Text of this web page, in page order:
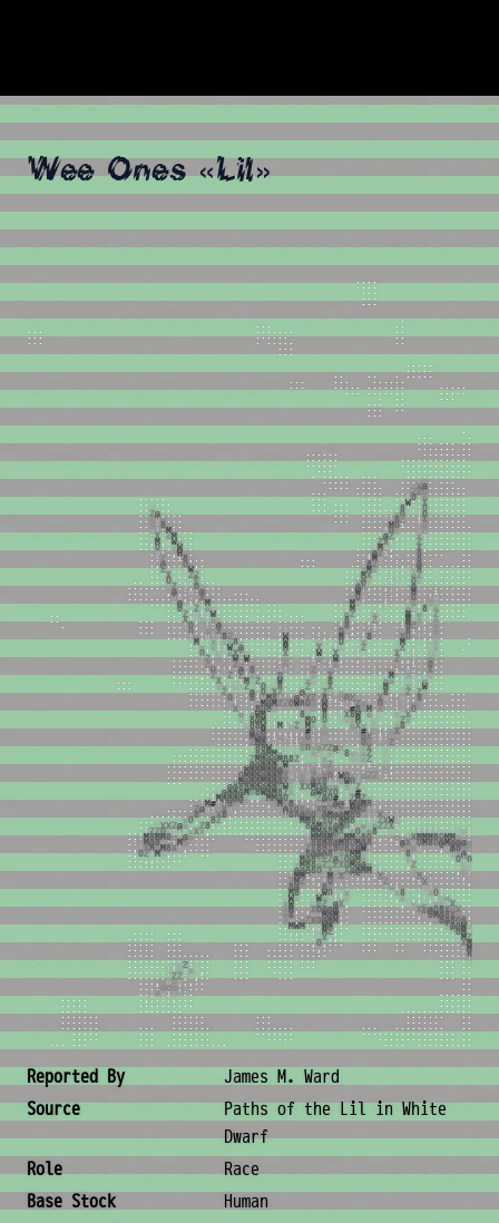
Wee Ones «Lil»
....
. . .
. . .
... .
. .
.
. . . . .
... ...... .. ,
. . . . . . . . . .
. . .
. . .
..v
. . . . .
.. .. . ..... ....8
. . . .
. . . . . . . . . . . .
... ....... ..... ....M
. . . . . .
. . .
... .. ..O
. . .
!
. . . .
....... ... .
. . . . . . . .
. . . . . . . . . . . . . .
...... ..................
. . . . . . . . . . . . . . .
. . . . . . . . . . . . .
..... ... ...,x. ... .....
. . . . . . . . . , X@ . . . .
. . . . . . , Z Zo . . . . . . .
..... ... .... ..!O; o ....... ...
. . . . . . . . . . . . . ; W:; X. . . . . . .
. . ! ; . . . . . . . . . . . . , 8! . ; O . . . . . . .
..Z@,... ... ......xO..;O....... ...
. . uo . . . . . . . . . . . ; 8Z . . i X. . . . . . .
. . : 8 v . . . . . . , M O i . . !o . . . . . . .
. . u ! :M; . . . . . uOv.. . u x . . . . . . . .
..;X.oM,.. ...:@Z,...xi.............
. . , M , :Wv . . . . . ZXi. . Z: . . . . . . . .
. . . O: . vW : . . . i Mu, . . X , . . . . . . .
.ui.,Wx. ..,@Zi,. ..8.... .......
. : Z . . i8 , . . i M u . . . . , 8 . . . .
. , @ , . . O x , . . . . . : 8Z ; . . : , . ; @ . . . .
..Zu..iW,. ...xMx...:,.v8.. ...........
. . :X . . .ZZ . . . , MX: . . : : : . oZ. . . . . . . .
. . . O: . , ;░ : . . v@v . . . i : : . Ou . . . . . . .
.......vZ.u,Ox... .,@Z,..,:;..@:..............
. . . . @ , ; u:@ , . . . : W ! . . . : ! , . . M . . , i . . . . . .
. . . . . vu , v , X x . . . . . . x O ; . . . ; : . . , O . . v u . . . . . .
....:@,i;:M......... .. ...Mv...,i...!o,:xu....... .
. . O! ,Z , ou , . . . . . . . . . . . i M ; . . , : : . . . ou, 8,o . . . . .
. . :Z. ui ;W: . . . . . . . . . . . oZ, . . x ; . . . . Mio;, Z . . . . .
. . . . . X : ,v, ov . . . . . . . . . . . . . , 8,. . , Z , . . . , ▒!x , . o .
. ... ...!O,v!: @......... ..... .. .i 8 ,..;i. .i8Z,.. o . ...
. . . . . . . O , o v Xx , . . . . . . . , ! . . . . . . Ov , . , x : . . u8 i : : , .
. . . . ! o . u ! ;8 Z u , . . . . . , W . . . . : , . Mi . . i 8 . . . X O , ! , , .
,M::x;vx8v......,W,.. .u:.,O,..x:....,M..!,;v. .. .
. ;x , v i :W!@ . . . . . , M, . . . X . . i u. . . Z , . . . . ! X . , : . ! v .
. . O, , u , oXuu . . . . , X. . , W . . X; . . i ;. . . . . Xi . i . . u u .
.....!Z,x::W;W:....,o. ..io.,W,..,......Z,,;..o;. .
. . . . . . Z , x , Z o ;x . . . . : . . . u : . i o. . . . . . . . . , x . , i . . O , .
. . . . . . iO, ! ; ;@, 8 , . . . u ! . . . Z , . x; . . . . . . : , . x i . u u . , X . .
.....,.Z!,Z,Zixx...O:...:x..X.......:.:M,.xi.;v..
. . . . . . . ,X, ;; iM,Z : . , W , . . . x u . , 8 . . . . . . , , . oo. : ! i . o; . .
. . . . . . . . vx , u,Z! iO , ! 8, . . : Z, . ! X . , . . . . . . , M: . ; x: : W. . .
......Z:;!,@,O!XZ;,:@;:.Zv.x:.....!8,,!Z,Zv.. ...
. . . . . . ;O, : , 8i vM 8 ! , . @iX Z , 8i , o OX v . . . Xu. , u ; , 8 . . . . .
. . . . . . . v i . . ;vM@M Z OW8 O o , W:. i !i Z o ; . O . . ! v , x x . . . . . .
. X , , : 8O8x;,,,!v , W , . , : #8 M, Z . . i u , O . . . . . . . .
..:o.oWMi....,8v,,8.,iX8W;oi!.,v;Xi.........
. . . v : 8@M:, ; , , ; uMO: O . . !vxM, ;u , . , !Zx, . . . . . . . . .
. . . : u88W : i Mi vZ! Mx , x . . . ,oXx ; u , , : v8. . . . . . . . . . . .
......:@XM,,,,,,,#!,x.... . !#iv,.xX:.................
. . . . . . , M@@, i x u i ; , O : ; . . . . . . OX : i : x . . . . . . . . . . . . .
. . . . . , ZM @ v u ; ; ii Z x ; ! . . . . . , O o , ! , Z : . . . . . . . . . . . . .
..........,:88W!,!!:oOx oZZ@x,.;vX.:!....................
. . . . . . . . . . . , 8@MMx : : ! ,!xu!v:!8v u xZ . . ! . . . . . . . . . . . . . . .
. . . . . . . . . . . . . . ZM@@@M88Z, ! ! i x ; : . :u u xZ . . ! , . . . . . . . . . . . . . .
..............:@@@@@xW:.;vvixZ:....,i:,!,...................
. . . . . . . . . . . . . ; M@@M @@@o ! . v ! u : , : . . . . , , , x , . . . . . . . . . . . . . .
. . . . . . . . . . , O M @@@@@8 u ! x u x X O ; WOx u o Z Z v i . . . . . . . . . . . . . . .
... ...,o M@@@M@@@Xx! o v@X 8!;xWO::........................
. . ; @@88@@@@@oWv : XXMO@xo,x!Z , . . . . . . . . . . . . . . . . . . .
. , ! @@@@Mo8W@M8Zx : ,!@WOXO, i u#! . . . . . . . . . . . . . . . . . . .
. . i M@@@@x,,vM M@O! ; , , :Z@O#; ;ZMZu . . . . . . . . . . . . . . . . . .
..;M#!!Ox..... ,xMo8iu,;uux@@iW@M8;,.....................
. Z@u: , Xu . . . . . . v@XOX o ! XO vZx M @O! ! : . . . . . . . . . . . . . . . .
. . . . x 8:. , X8 . . . . . . . . ! 8 8 @ OOx@M@@M8Ox ; u X , : u , . . . . . . . . . . . .
......,,xO,.,8Z,...........,!MM8ZXOv@M8:;i!ZXWu,.................
. . , ! XXZ@x,, Z8i.. . . . . . . . . . . . . . ,8@MOX@@Oiuo!oZZXi . . . . . . . . . . . . .
. i ZZOu;;; xXx,. . . . . . . . . . . . . . . . . iM M@8@X!xOuo8::u, , , : i i i i , , ; ! v i
..:M8MM8ov@o.... ...........!M M@MZxMMo8O;,.,o:!XMMM8OMMx;;:,...
. : x M@8v: i Mo . . . . . . . . . . . . ! 88@8@M8OM@ 8 , . . . i @XvOM8 O @M@@@ o
. , ! X8oM8 X! . . . . . . . . . . . . , ZX8 OX8O8 X @W!. . . . .vx x u,..,u@8o o
.,OZ!Mu,... .. ....o 8@@@ 8xoXMMu:.....:8,......ux@i.....
. . ., , :. . . . . . . : M@8xZZ@xO@Mx ; , . . . . . vi . . . . . . ,O!O
. . . . . . . . . . . v M88oZvZXOM@@o; , . . . . ,Z . . . . . . . ; u!
...@@@8OvXvuX@@MMui.....vu,.....,vu,!:..
. . ; M Mi,. ; M Xv:,,,i X : . . . . X , . . . . . . !
. . Z MZ. . , ; O , : . . . . .i , . . . . i X . . . . . . . ,
. . 8@,. . , 8 o ; v ; . . . . . ; x i , . . .u u , . . . . . .
.,M8...uWO,,x .....,x8..,,xOi,........,
. ! Wv . . : Wv!i i v . . . . . . ,x ! , , ! ,iuo : . . .
. xW: . . u░Z ! @X, . . . . . . . , ! v : : : v v!X, . .
.oM,.,XO@@@u. .........,X░@O8XoX... ...
. 8: , : uu M @M ; . . . . . . . . . . ,uOM@ 8 X o ; ,
. v ; o Z XO@@M , . . . . . . . . . . . ,x8@ 8 O8;
.,MWMi,;W@,.. ..............,v@@Wv:....
. . ,,... , MZ, . . . . . . . . . . . . . . . . .;OMi
. . . . . . . . . . . . . ! X,, . . . . . . . . . . . . . . . ;MZ
..... ... ... ......,O,... ... .. .......XMu,o:.
. . . . . . . . . . . . . . . . . , . . . . . . . . . . . . . . ; M
. . . . . . . . . . . . . . . . . . . . . . . . . . 8
............... ... ..... ... ... .!M@;X.
. . . . . . . . , uZi , . . . . . . . . . . . . . . . . . .
. . . . . . . ! i vix! , . . . . . . . . . . . . .
. . . . . . ; ! ZZ;u , . . . . . . . . . . . . .
...,xux;,,.. ....,;.
. . . : o ; v . . . . .
. . ; o u i v v : . . .
..... .,;.:;,... .......
. . . . . . . . . . . . . . . . . . . . .
. . . . . . . . . . . . . . . . . . .
....... ...... ... ....... ...
. . . . . . . . . . . . . . . . . . . . . . . .
. . . . . . . . . . . . . . . . . . . . . . . .
..... ... ....... ....... ................. ......
. . . . . . . . . . . . . . . . . . . . . . . . . . . . . . . . . . . .
. . . . . . . . . . . . . . . . . . . . . . . . . .
Creature Metadata
Reported By
James M. Ward
Source
Paths of the Lil in White
Dwarf
Role
Race
Base Stock
Human